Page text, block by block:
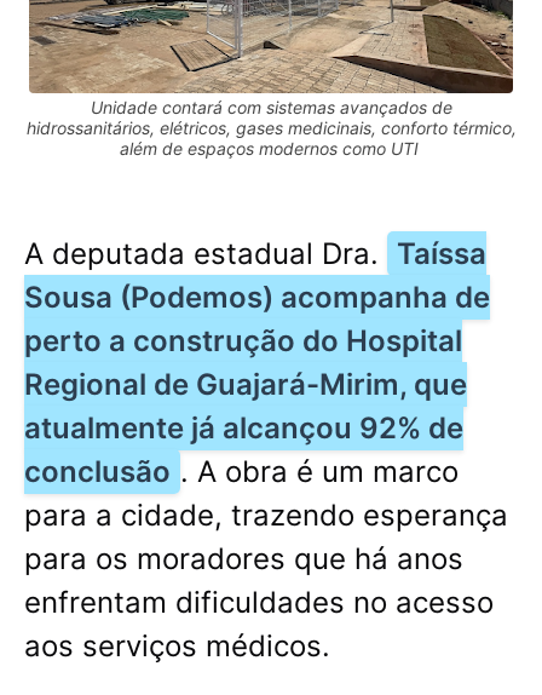
Unidade contará com sistemas avançados de
hidrossanitários, elétricos, gases medicinais, conforto térmico,
além de espaços modernos como UTI
A deputada estadual Dra.
Taíssa
Sousa (Podemos) acompanha de
perto a construção do Hospital
Regional de Guajará-Mirim, que
atualmente já alcançou 92% de
conclusão . A obra é um marco
para a cidade, trazendo esperança
para os moradores que há anos
enfrentam dificuldades no acesso
aos serviços médicos.